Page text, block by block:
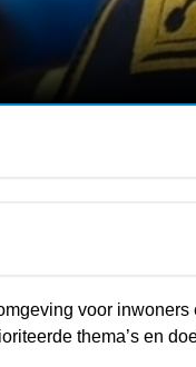
voor
thema’s en